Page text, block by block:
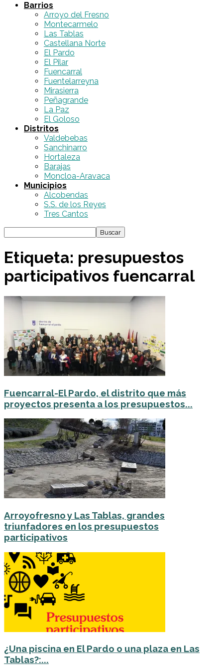
Barrios
Arroyo del Fresno
Montecarmelo
Las Tablas
Castellana Norte
El Pardo
El Pilar
Fuencarral
Fuentelarreyna
Mirasierra
Peñagrande
La Paz
El Goloso
Distritos
Valdebebas
Sanchinarro
Hortaleza
Barajas
Moncloa-Aravaca
Municipios
Alcobendas
S.S. de los Reyes
Tres Cantos
Etiqueta: presupuestos
participativos fuencarral
Fuencarral-El Pardo, el distrito que más
proyectos presenta a los presupuestos...
Arroyofresno y Las Tablas, grandes
triunfadores en los presupuestos
participativos
¿Una piscina en El Pardo o una plaza en Las
Tablas?:...